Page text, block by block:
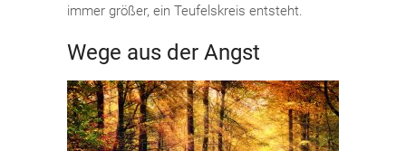
immer größer, ein Teufelskreis entsteht.
Wege aus der Angst